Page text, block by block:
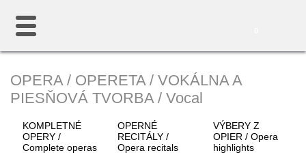
OPERA / OPERETA / VOKÁLNA A
PIESŇOVÁ TVORBA / Vocal
KOMPLETNÉ
OPERY /
Complete operas
OPERNÉ
RECITÁLY /
Opera recitals
VÝBERY Z
OPIER / Opera
highlights